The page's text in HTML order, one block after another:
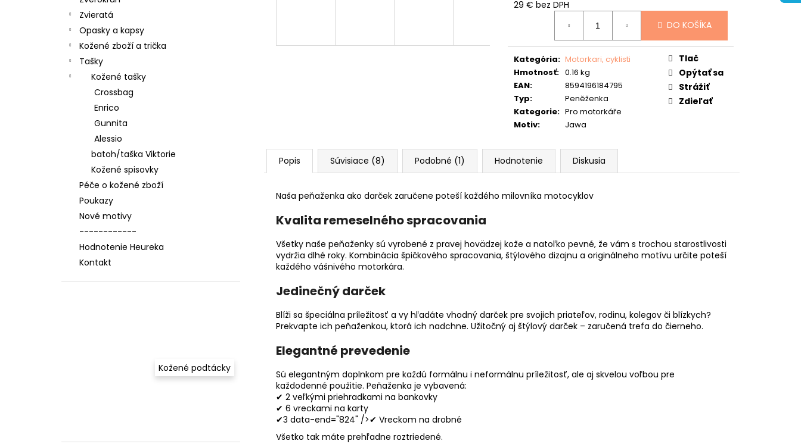
Zvieratá
Opasky a kapsy
Kožené zboží a trička
Tašky
Kožené tašky
Crossbag
Enrico
Gunnita
Alessio
batoh/taška Viktorie
Kožené spisovky
Péče o kožené zboží
Poukazy
Nové motivy
------------
Hodnotenie Heureka
Kontakt
Kožené podtácky
29 € bez DPH
Jednotková
DO KOŠÍKA
Kategória: Motorkari, cyklisti
Hmotnosť: 0.16 kg
EAN:
8594196184795
Typ:
Peněženka
Kategorie: Pro motorkáře
Motiv: Jawa
Tlač
Opýtať sa
Strážiť
Zdieľať
Popis Súvisiace (8) Podobné (1) Hodnotenie Diskusia
Naša peňaženka ako darček zaručene poteší každého milovníka motocyklov
Kvalita remeselného spracovania
Všetky naše peňaženky sú vyrobené z pravej hovädzej kože a natoľko pevné, že vám s trochou starostlivosti
vydržia dlhé roky. Kombinácia špičkového spracovania, štýlového dizajnu a originálneho motívu určite poteší
každého vášnivého motorkára.
Jedinečný darček
Blíži sa špeciálna príležitosť a vy hľadáte vhodný darček pre svojich priateľov, rodinu, kolegov či blízkych?
Prekvapte ich peňaženkou, ktorá ich nadchne. Užitočný aj štýlový darček – zaručená trefa do čierneho.
Elegantné prevedenie
Sú elegantným doplnkom pre každú formálnu i neformálnu príležitosť, ale aj skvelou voľbou pre
každodenné použitie. Peňaženka je vybavená:
✔ 2 veľkými priehradkami na bankovky
✔ 6 vreckami na karty
✔3 data-end="824" />✔ Vreckom na drobné
Všetko tak máte prehľadne roztriedené.